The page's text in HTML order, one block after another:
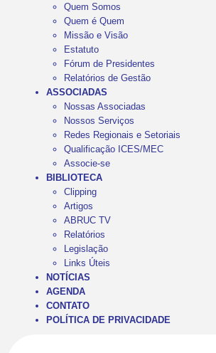
Quem Somos
Quem é Quem
Missão e Visão
Estatuto
Fórum de Presidentes
Relatórios de Gestão
ASSOCIADAS
Nossas Associadas
Nossos Serviços
Redes Regionais e Setoriais
Qualificação ICES/MEC
Associe-se
BIBLIOTECA
Clipping
Artigos
ABRUC TV
Relatórios
Legislação
Links Úteis
NOTÍCIAS
AGENDA
CONTATO
POLÍTICA DE PRIVACIDADE